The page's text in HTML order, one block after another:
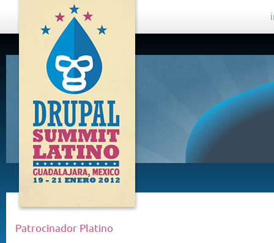
DRUPAL
SUMMIT
LATINO,
GUADALAJARA
2012
Patrocinador Platino